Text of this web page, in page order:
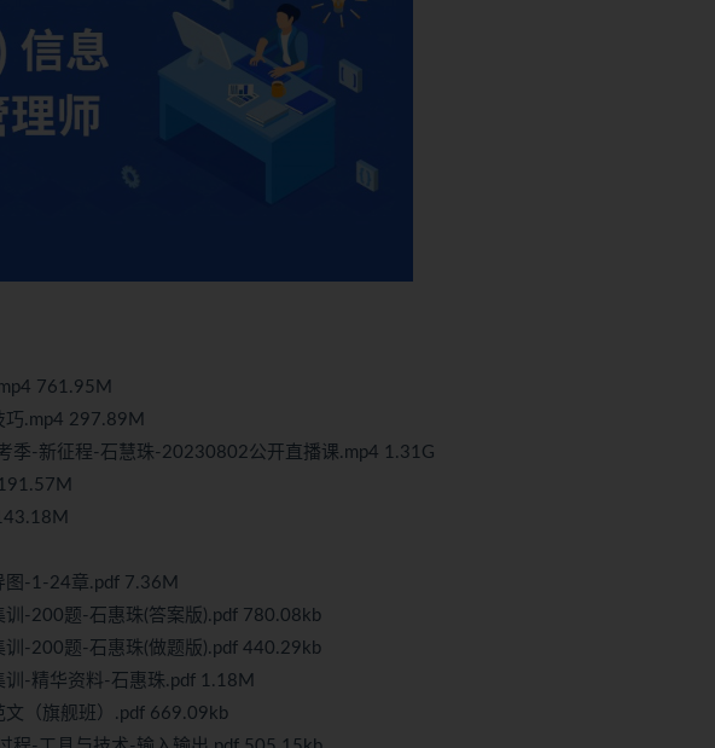
761.95M
.mp4 297.89M
季-新征程-石慧珠-20230802公开直播课.mp4 1.31G
图-1-24章.pdf 7.36M
-200题-石惠珠(答案版).pdf 780.08kb
-200题-石惠珠(做题版).pdf 440.29kb
-精华资料-石惠珠.pdf 1.18M
（旗舰班）.pdf 669.09kb